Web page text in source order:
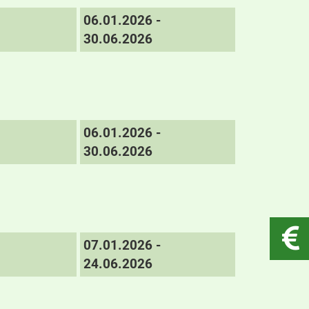
06.01.2026 -
30.06.2026
06.01.2026 -
30.06.2026
07.01.2026 -
24.06.2026